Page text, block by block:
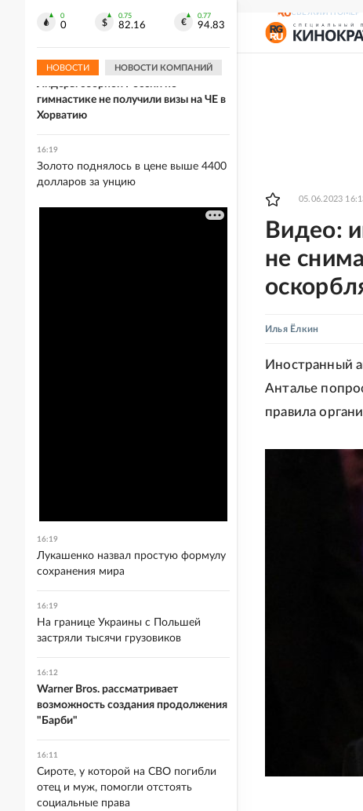
СВЕЖИЙ НОМЕР
05.06.2023
Видео:
не
Илья Ёлкин
Иностранный
Анталье
правила
0
0
0.75
82.16
0.77
94.83
НОВОСТИ НОВОСТИ КОМПАНИЙ
FT: Лидеры стран ЕС опасаются, что
16:32
Лидеры сборной России по
гимнастике не получили визы на ЧЕ в
Хорватию
16:19
Золото поднялось в цене выше 4400
долларов за унцию
16:19
Лукашенко назвал простую формулу
сохранения мира
16:19
На границе Украины с Польшей
застряли тысячи грузовиков
16:12
Warner Bros. рассматривает
возможность создания продолжения
"Барби"
16:11
Сироте, у которой на СВО погибли
отец и муж, помогли отстоять
социальные права